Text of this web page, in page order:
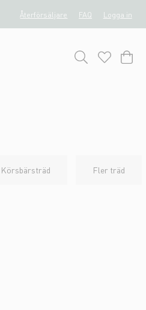
Återförsäljare FAQ Logga in
Körsbärsträd Fler träd